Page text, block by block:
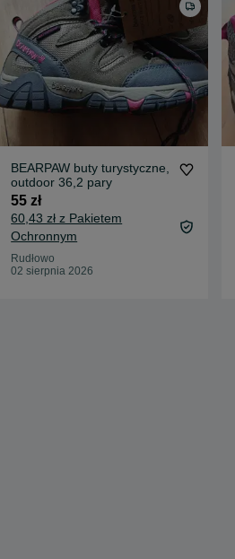
BEARPAW buty turystyczne,
outdoor 36,2 pary
55 zł
60,43 zł z Pakietem
Ochronnym
Rudłowo
02 sierpnia 2026